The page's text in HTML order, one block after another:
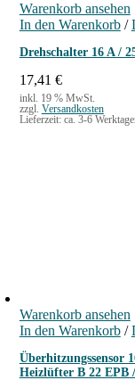
Warenkorb ansehen
In den Warenkorb /
Drehschalter 16 A /
17,41 €
inkl. 19 % MwSt.
zzgl. Versandkosten
Lieferzeit: ca. 3-6
Warenkorb ansehen
In den Warenkorb /
Überhitzungssensor
Heizlüfter B 22 EPB